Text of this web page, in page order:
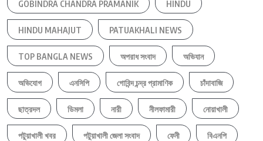
GOBINDRA CHANDRA PRAMANIK HINDU
HINDU MAHAJUT PATUAKHALI NEWS
TOP BANGLA NEWS অপরাধ সংবাদ অভিযান
অভিযোগ এনসিপি গোবিন্দ চন্দ্র প্রামাণিক চাঁদাবাজি
ছাত্রদল ডিমলা নারী নীলফামারী নোয়াখালী
পটুয়াখালী খবর পটুয়াখালী জেলা সংবাদ ফেনী বিএনপি